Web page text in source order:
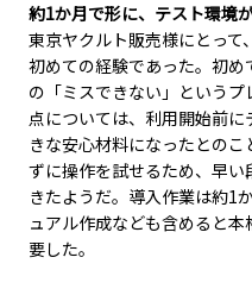
約1か月で形に、テスト環境
東京ヤクルト販売様にとっ
初めての経験であった。初
の「ミスできない」という
点については、利用開始前
きな安心材料になったとの
ずに操作を試せるため、早
きたようだ。導入作業は約1
ュアル作成なども含めると
要した。